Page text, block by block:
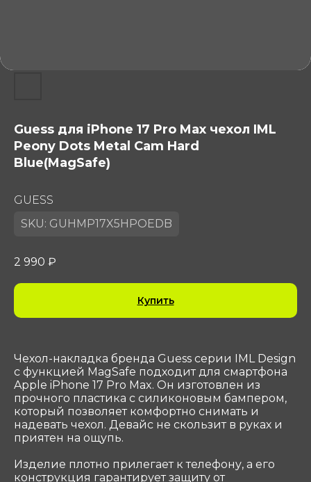
Guess для iPhone 17 Pro Max чехол IML
Peony Dots Metal Cam Hard
Blue(MagSafe)
GUESS
SKU: GUHMP17X5HPOEDB
2 990 ₽
Купить
Чехол-накладка бренда Guess серии IML Design
с функцией MagSafe подходит для смартфона
Apple iPhone 17 Pro Max. Он изготовлен из
прочного пластика с силиконовым бампером,
который позволяет комфортно снимать и
надевать чехол. Девайс не скользит в руках и
приятен на ощупь.
Изделие плотно прилегает к телефону, а его
конструкция гарантирует защиту от
Контакты
shop@sotekom.com
ОГРН 1047796297768
ИНН 7716506908
КПП 772901001
Служба поддержки
Связаться